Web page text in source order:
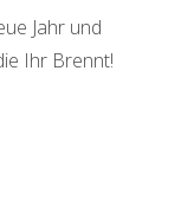
Jahr und
Ihr Brennt!